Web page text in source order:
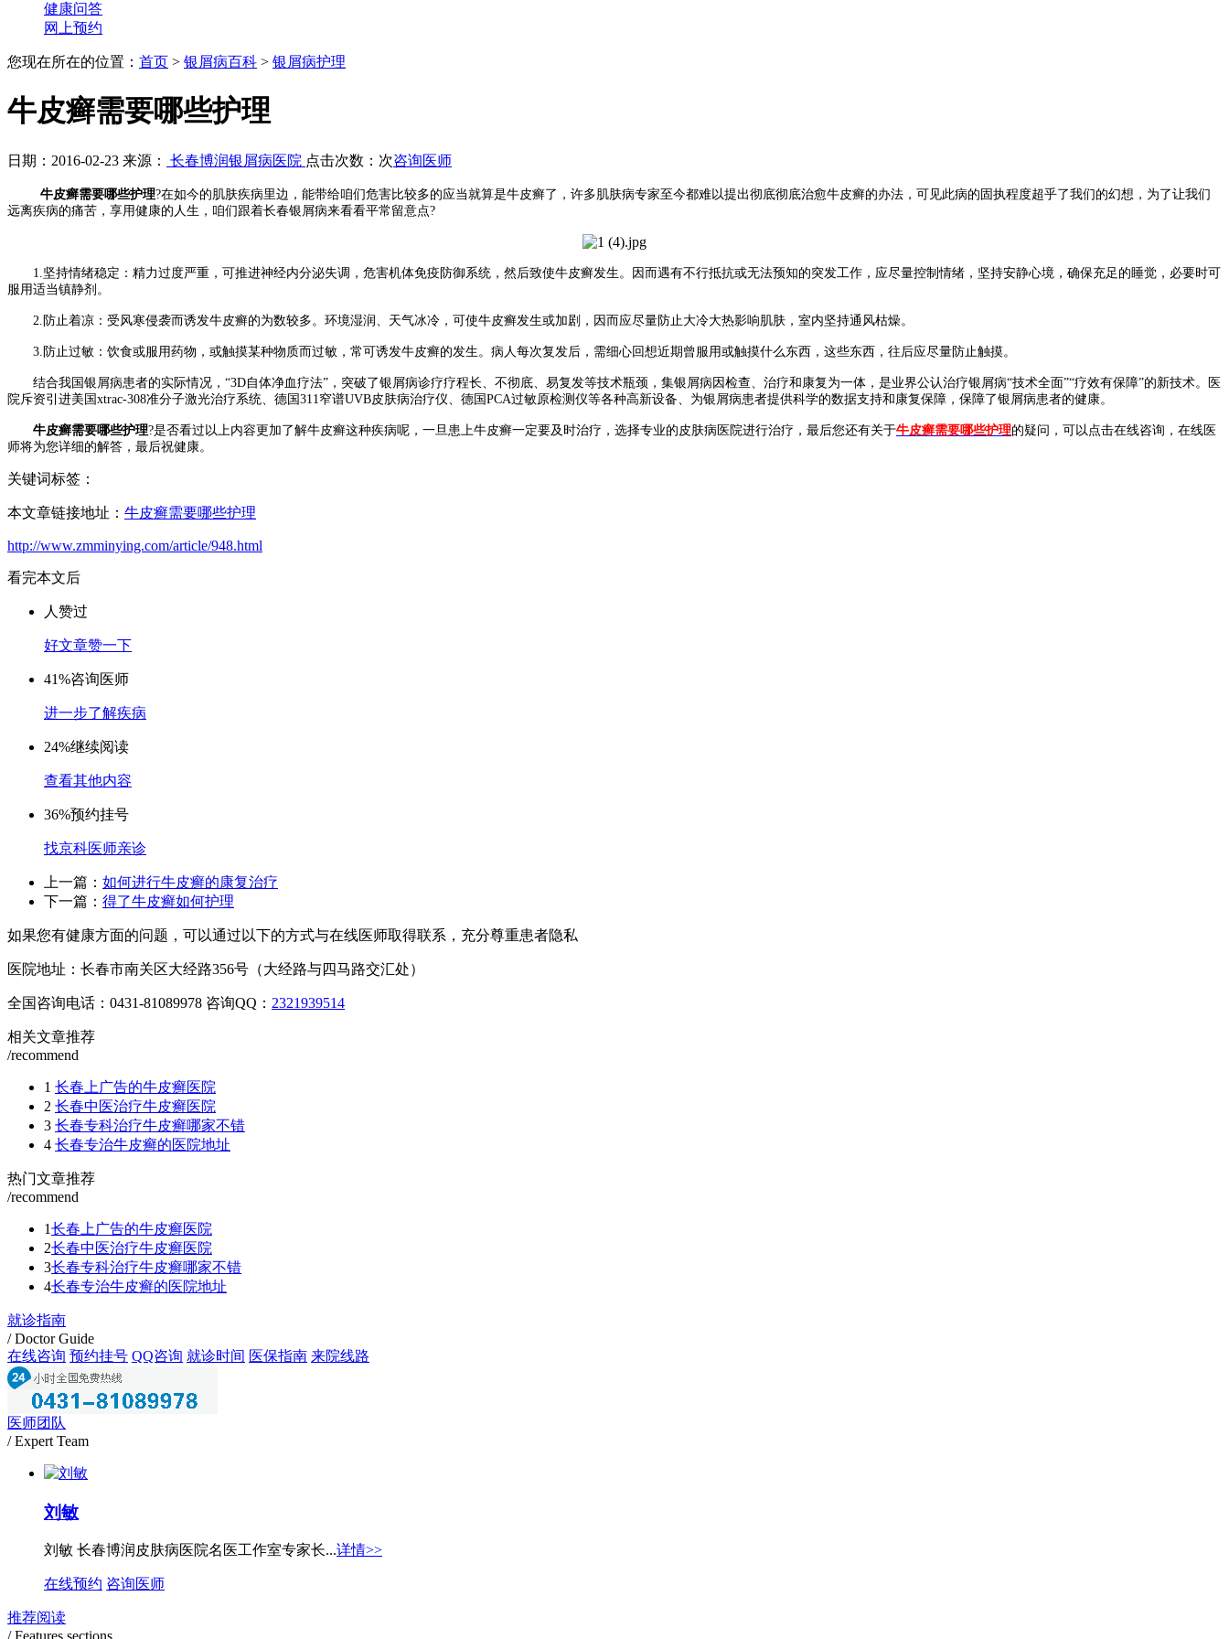
健康问答
网上预约
您现在所在的位置： 首页 > 银屑病百科 > 银屑病护理
牛皮癣需要哪些护理
日期：2016-02-23 来源： 长春博润银屑病医院 点击次数： 次咨询医师
牛皮癣需要哪些护理?在如今的肌肤疾病里边，能带给咱们危害比较多的应当就算是牛皮癣了，许多肌肤病专家至今都难以提出彻底彻底治愈牛皮癣的办法，可见此病的固执程度超乎了我们的幻想，为了让我们
远离疾病的痛苦，享用健康的人生，咱们跟着长春银屑病来看看平常留意点?
1.坚持情绪稳定：精力过度严重，可推进神经内分泌失调，危害机体免疫防御系统，然后致使牛皮癣发生。因而遇有不行抵抗或无法预知的突发工作，应尽量控制情绪，坚持安静心境，确保充足的睡觉，必要时可
服用适当镇静剂。
2.防止着凉：受风寒侵袭而诱发牛皮癣的为数较多。环境湿润、天气冰冷，可使牛皮癣发生或加剧，因而应尽量防止大冷大热影响肌肤，室内坚持通风枯燥。
3.防止过敏：饮食或服用药物，或触摸某种物质而过敏，常可诱发牛皮癣的发生。病人每次复发后，需细心回想近期曾服用或触摸什么东西，这些东西，往后应尽量防止触摸。
结合我国银屑病患者的实际情况，“3D自体净血疗法”，突破了银屑病诊疗疗程长、不彻底、易复发等技术瓶颈，集银屑病因检查、治疗和康复为一体，是业界公认治疗银屑病“技术全面”“疗效有保障”的新技术。医
院斥资引进美国xtrac-308准分子激光治疗系统、德国311窄谱UVB皮肤病治疗仪、德国PCA过敏原检测仪等各种高新设备、为银屑病患者提供科学的数据支持和康复保障，保障了银屑病患者的健康。
牛皮癣需要哪些护理?是否看过以上内容更加了解牛皮癣这种疾病呢，一旦患上牛皮癣一定要及时治疗，选择专业的皮肤病医院进行治疗，最后您还有关于牛皮癣需要哪些护理的疑问，可以点击在线咨询，在线医
师将为您详细的解答，最后祝健康。
关键词标签：
本文章链接地址： 牛皮癣需要哪些护理
http://www.zmminying.com/article/948.html
看完本文后
人赞过
好文章赞一下
41%咨询医师
进一步了解疾病
24%继续阅读
查看其他内容
36%预约挂号
找京科医师亲诊
上一篇： 如何进行牛皮癣的康复治疗
下一篇： 得了牛皮癣如何护理
如果您有健康方面的问题，可以通过以下的方式与在线医师取得联系，充分尊重患者隐私
医院地址：长春市南关区大经路356号（大经路与四马路交汇处）
全国咨询电话： 0431-81089978 咨询QQ： 2321939514
相关文章推荐
/recommend
1 长春上广告的牛皮癣医院
2 长春中医治疗牛皮癣医院
3 长春专科治疗牛皮癣哪家不错
4 长春专治牛皮癣的医院地址
热门文章推荐
/recommend
1长春上广告的牛皮癣医院
2长春中医治疗牛皮癣医院
3长春专科治疗牛皮癣哪家不错
4长春专治牛皮癣的医院地址
就诊指南
/ Doctor Guide
在线咨询 预约挂号 QQ咨询 就诊时间 医保指南 来院线路
医师团队
/ Expert Team
刘敏
刘敏 长春博润皮肤病医院名医工作室专家长...详情>>
在线预约 咨询医师
推荐阅读